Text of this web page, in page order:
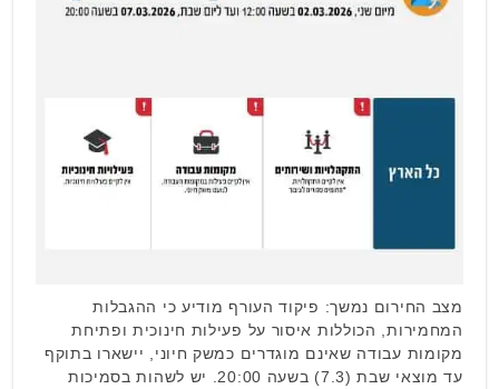
מצב החירום נמשך: פיקוד העורף מודיע כי ההגבלות
המחמירות, הכוללות איסור על פעילות חינוכית ופתיחת
מקומות עבודה שאינם מוגדרים כמשק חיוני, יישארו בתוקף
עד מוצאי שבת (7.3) בשעה 20:00. יש לשהות בסמיכות